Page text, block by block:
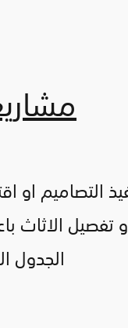
التصاميم او
تفصيل الاثاث